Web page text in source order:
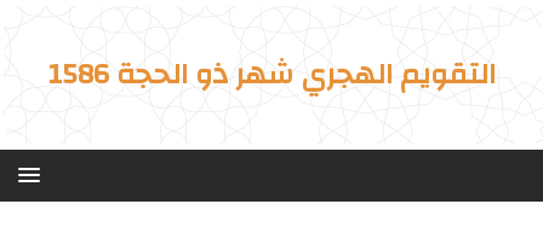
التقويم الهجري شهر ذو الحجة 1586